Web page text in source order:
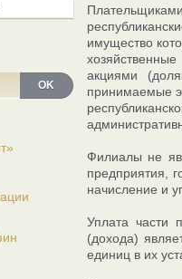
OK
имущество
акциями
принимаемые
Филиалы не
предприятия,
начисление и
Уплата части
(дохода)
единиц в их